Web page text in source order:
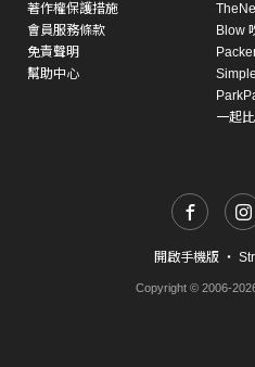
著作權保護措施
會員服務條款
免責聲明
幫助中心
Blow
一起
開啟手機版 ・
Copyright © 2006-